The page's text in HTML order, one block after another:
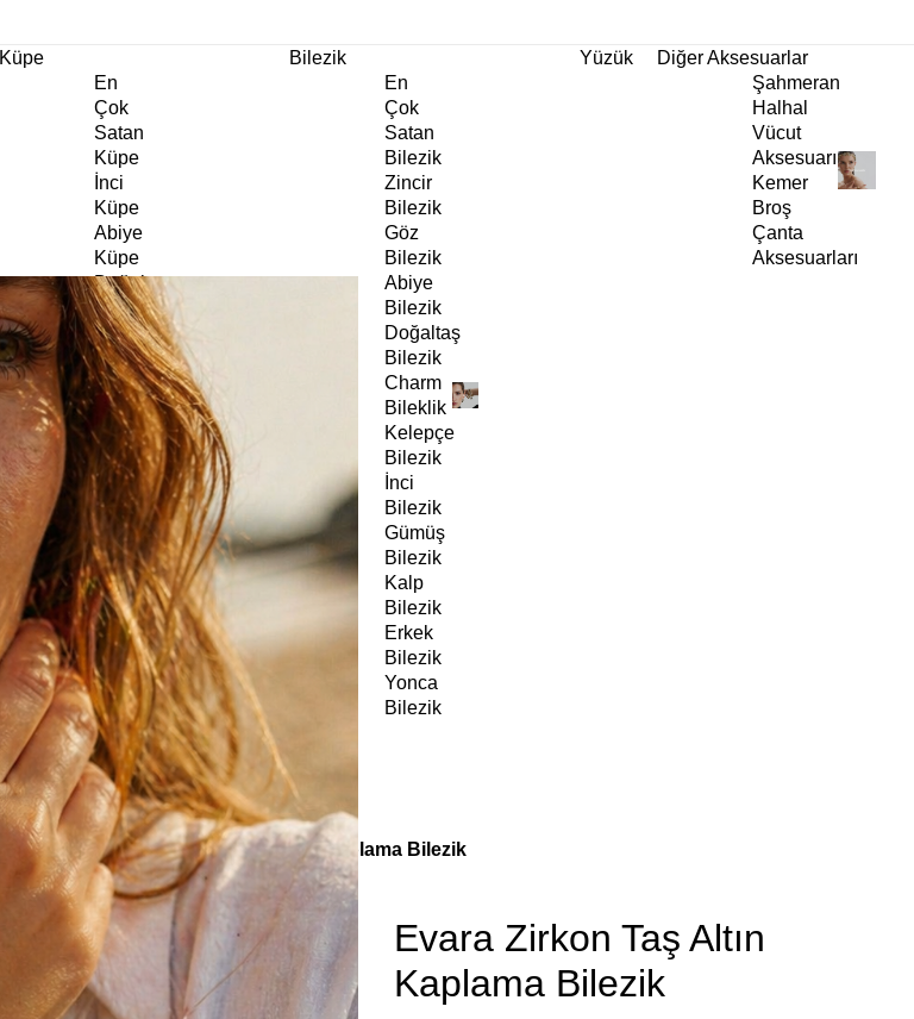
Küpe
En
Çok
Satan
Küpe
İnci
Küpe
Abiye
Küpe
Doğaltaş
Küpe
Kıkırdak
Küpe
Halka
Küpe
Göz
Küpe
Charm
Küpe
Klipsli
Küpe
Gümüş
Küpe
Kalp
Küpe
Yonca
Küpe
Bilezik
En
Çok
Satan
Bilezik
Zincir
Bilezik
Göz
Bilezik
Abiye
Bilezik
Doğaltaş
Bilezik
Charm
Bileklik
Kelepçe
Bilezik
İnci
Bilezik
Gümüş
Bilezik
Kalp
Bilezik
Erkek
Bilezik
Yonca
Bilezik
Yüzük
Diğer Aksesuarlar
Şahmeran
Halhal
Vücut
Aksesuarı
Kemer
Broş
Çanta
Aksesuarları
Terra Bloom Evara Zirkon Taş Altın Kaplama Bilezik
Evara Zirkon Taş Altın
Kaplama Bilezik